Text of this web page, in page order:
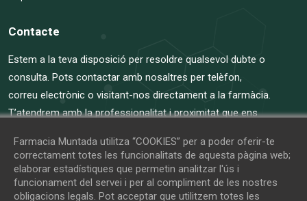
Contacte
Estem a la teva disposició per resoldre qualsevol dubte o
consulta. Pots contactar amb nosaltres per telèfon,
correu electrònic o visitant-nos directament a la farmàcia.
T’atendrem amb la professionalitat i proximitat que ens
anabeatobe@farmaciamuntada.com
+34 938 64 96 80
Farmacia Muntada utilitza “COOKIES” per a poder oferir-te
correctament totes les funcionalitats de aquesta pàgina web;
elaborar estadístiques que permetin analitzar l'ús i
funcionament del servei i per al compliment de les nostres
obligacions legals. Pot acceptar que utilitzem totes les